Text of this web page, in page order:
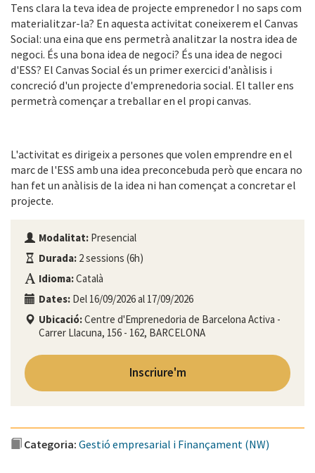
Tens clara la teva idea de projecte emprenedor I no saps com
materialitzar-la? En aquesta activitat coneixerem el Canvas
Social: una eina que ens permetrà analitzar la nostra idea de
negoci. És una bona idea de negoci? És una idea de negoci
d'ESS? El Canvas Social és un primer exercici d'anàlisis i
concreció d'un projecte d'emprenedoria social. El taller ens
permetrà començar a treballar en el propi canvas.
L'activitat es dirigeix a persones que volen emprendre en el
marc de l'ESS amb una idea preconcebuda però que encara no
han fet un anàlisis de la idea ni han començat a concretar el
projecte.
Modalitat: Presencial
Durada: 2 sessions (6h)
Idioma:Català
Dates: Del 16/09/2026 al 17/09/2026
Ubicació:Centre d'Emprenedoria de Barcelona Activa -
Carrer Llacuna, 156 - 162, BARCELONA
Inscriure'm
Categoria: Gestió empresarial i Finançament (NW)